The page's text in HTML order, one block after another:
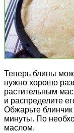
Теперь блины
нужно хорошо
растительным
и распределите
Обжарьте
минуты. По
маслом.